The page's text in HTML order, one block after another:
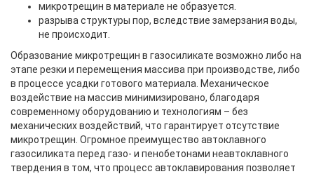
микротрещин в материале не образуется.
разрыва структуры пор, вследствие замерзания воды,
не происходит.
Образование микротрещин в газосиликате возможно либо на
этапе резки и перемещения массива при производстве, либо
в процессе усадки готового материала. Механическое
воздействие на массив минимизировано, благодаря
современному оборудованию и технологиям – без
механических воздействий, что гарантирует отсутствие
микротрещин. Огромное преимущество автоклавного
газосиликата перед газо- и пенобетонами неавтоклавного
твердения в том, что процесс автоклавирования позволяет